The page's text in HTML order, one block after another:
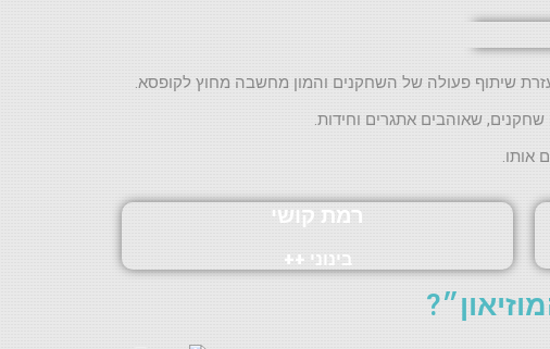
שיתוף פעולה של השחקנים והמון מחשבה מחוץ לקופסא.
שאוהבים אתגרים וחידות.
אותו.
רמת קושי
בינוני ++